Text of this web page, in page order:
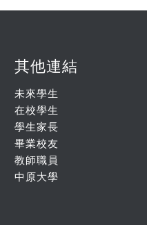
其他連結
未來學生
在校學生
學生家長
畢業校友
教師職員
中原大學